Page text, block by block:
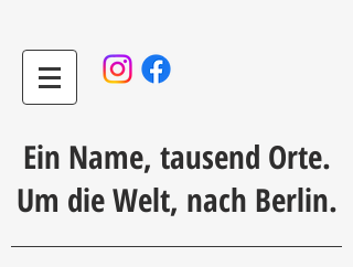
Ein Name, tausend Orte.
Um die Welt, nach Berlin.